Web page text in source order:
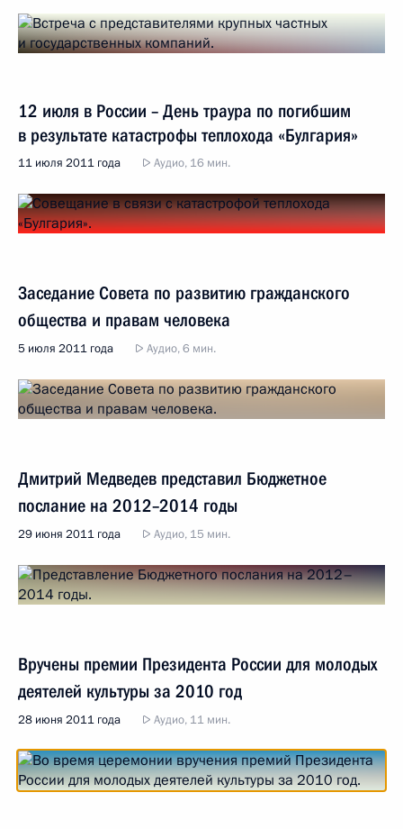
12 июля в России – День траура по погибшим
в результате катастрофы теплохода «Булгария»
11 июля 2011 года Аудио, 16 мин.
Заседание Совета по развитию гражданского
общества и правам человека
5 июля 2011 года Аудио, 6 мин.
Дмитрий Медведев представил Бюджетное
послание на 2012–2014 годы
29 июня 2011 года Аудио, 15 мин.
Вручены премии Президента России для молодых
деятелей культуры за 2010 год
28 июня 2011 года Аудио, 11 мин.